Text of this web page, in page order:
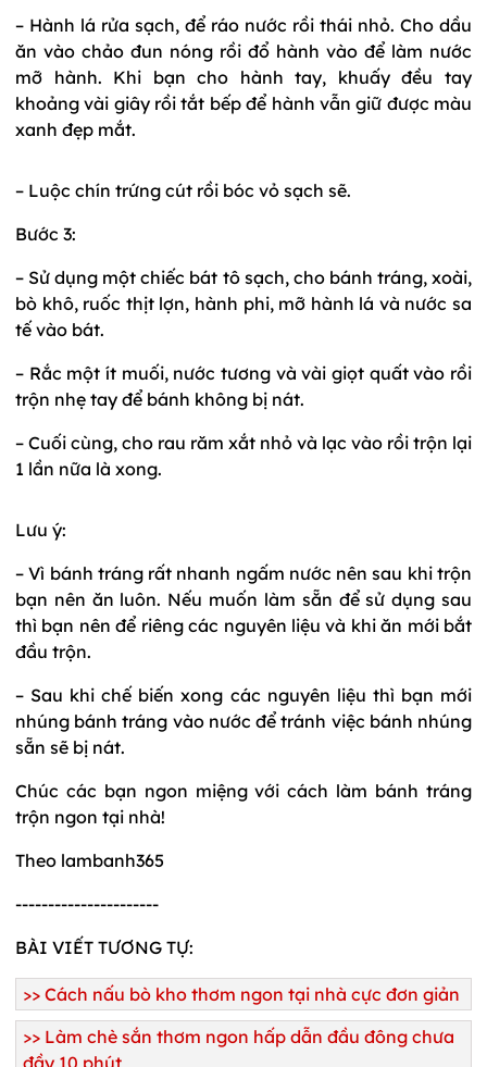
– Hành lá rửa sạch, để ráo nước rồi thái nhỏ. Cho dầu
ăn vào chảo đun nóng rồi đổ hành vào để làm nước
mỡ hành. Khi bạn cho hành tay, khuấy đều tay
khoảng vài giây rồi tắt bếp để hành vẫn giữ được màu
xanh đẹp mắt.
– Luộc chín trứng cút rồi bóc vỏ sạch sẽ.
Bước 3:
– Sử dụng một chiếc bát tô sạch, cho bánh tráng, xoài,
bò khô, ruốc thịt lợn, hành phi, mỡ hành lá và nước sa
tế vào bát.
– Rắc một ít muối, nước tương và vài giọt quất vào rồi
trộn nhẹ tay để bánh không bị nát.
– Cuối cùng, cho rau răm xắt nhỏ và lạc vào rồi trộn lại
1 lần nữa là xong.
Lưu ý:
– Vì bánh tráng rất nhanh ngấm nước nên sau khi trộn
bạn nên ăn luôn. Nếu muốn làm sẵn để sử dụng sau
thì bạn nên để riêng các nguyên liệu và khi ăn mới bắt
đầu trộn.
– Sau khi chế biến xong các nguyên liệu thì bạn mới
nhúng bánh tráng vào nước để tránh việc bánh nhúng
sẵn sẽ bị nát.
Chúc các bạn ngon miệng với cách làm bánh tráng
trộn ngon tại nhà!
Theo lambanh365
----------------------
BÀI VIẾT TƯƠNG TỰ:
>> Cách nấu bò kho thơm ngon tại nhà cực đơn giản
>> Làm chè sắn thơm ngon hấp dẫn đầu đông chưa
đầy 10 phút